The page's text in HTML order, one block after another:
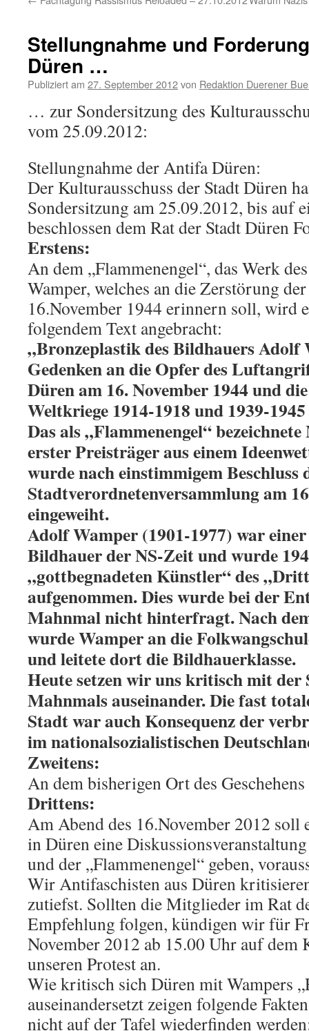
Stellungnahme und
Düren …
Publiziert am 27. September 2012von Redaktion Duerener
… zur Sondersitzung des
vom 25.09.2012:
Stellungnahme der Antifa Düren:
Der Kulturausschuss der Stadt Düren
Sondersitzung am 25.09.2012, bis auf
beschlossen dem Rat der Stadt Düren
Erstens:
An dem „Flammenengel“, das Werk
Wamper, welches an die Zerstörung
16.November 1944 erinnern soll, wird
folgendem Text angebracht:
„Bronzeplastik des Bildhauers Adolf
Gedenken an die Opfer des
Düren am 16. November 1944 und
Weltkriege 1914-1918 und 1939-1945
Das als „Flammenengel“
erster Preisträger aus einem
wurde nach einstimmigem Beschluss
Stadtverordnetenversammlung am
eingeweiht.
Adolf Wamper (1901-1977) war
Bildhauer der NS-Zeit und wurde
„gottbegnadeten Künstler“ des
aufgenommen. Dies wurde bei der
Mahnmal nicht hinterfragt. Nach
wurde Wamper an die
und leitete dort die Bildhauerklasse.
Heute setzen wir uns kritisch mit der
Mahnmals auseinander. Die fast
Stadt war auch Konsequenz der
im nationalsozialistischen
Zweitens:
An dem bisherigen Ort des
Drittens:
Am Abend des 16.November 2012
in Düren eine
und der „Flammenengel“ geben,
Wir Antifaschisten aus Düren
zutiefst. Sollten die Mitglieder im Rat
Empfehlung folgen, kündigen wir für
November 2012 ab 15.00 Uhr auf dem
unseren Protest an.
Wie kritisch sich Düren mit Wampers
auseinandersetzt zeigen folgende
nicht auf der Tafel wiederfinden